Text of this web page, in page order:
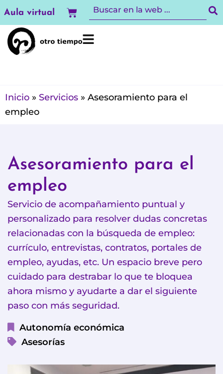
al
contenido
Aula virtual Carrito
Inicio » Servicios » Asesoramiento para el
empleo
Asesoramiento para el
empleo
Servicio de acompañamiento puntual y
personalizado para resolver dudas concretas
relacionadas con la búsqueda de empleo:
currículo, entrevistas, contratos, portales de
empleo, ayudas, etc. Un espacio breve pero
cuidado para destrabar lo que te bloquea
ahora mismo y ayudarte a dar el siguiente
paso con más seguridad.
Autonomía económica
Asesorías